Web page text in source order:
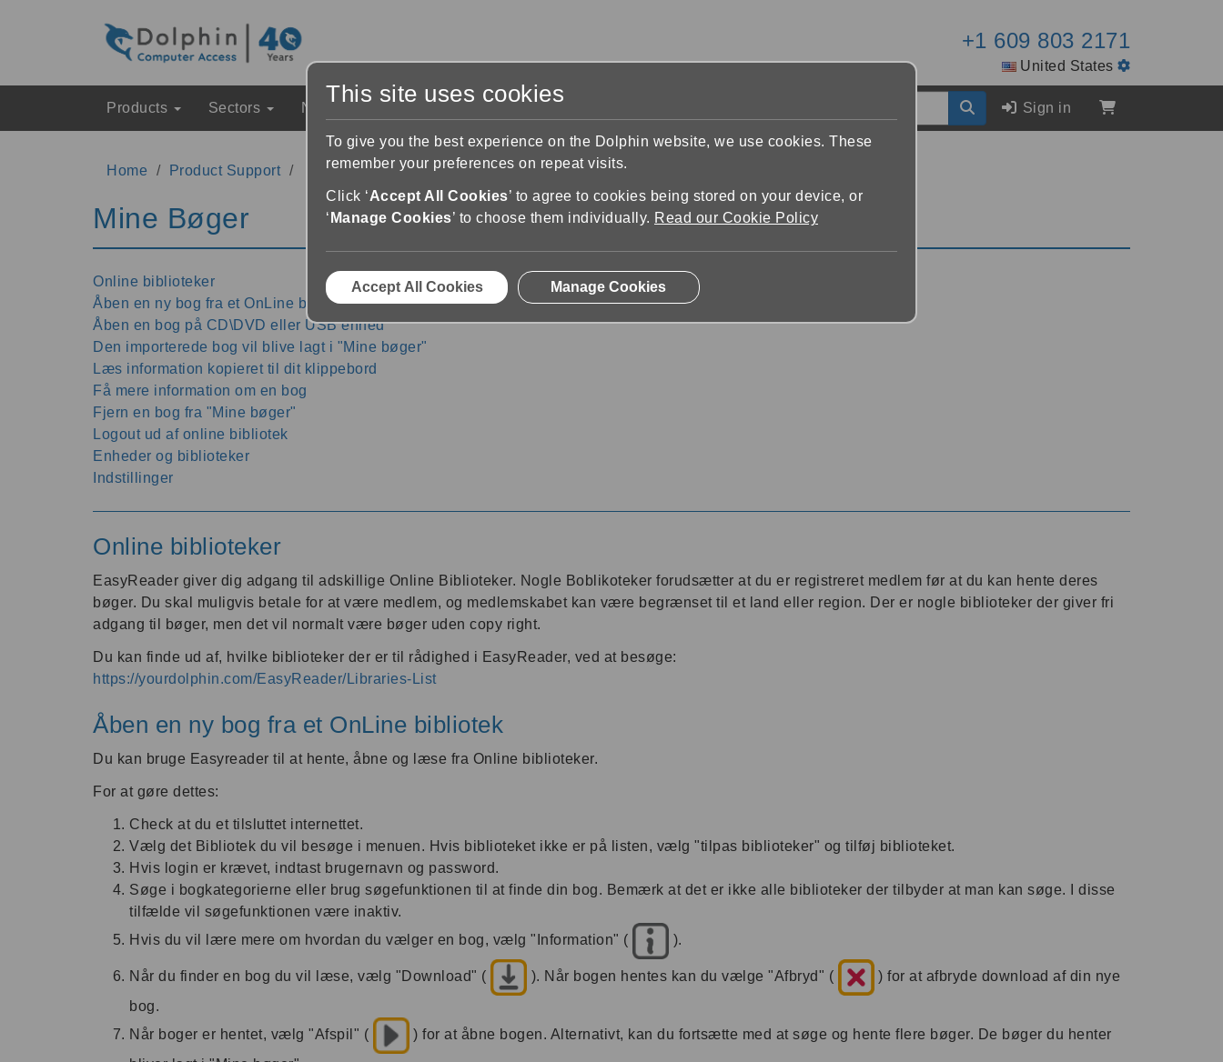
+1 609 803 2171
United States
Products Sectors News & Events Sign in
Home Product Support EasyReader for Windows Support Windows Help
Mine Bøger
Online biblioteker
Åben en ny bog fra et OnLine bibliotek
Åben en bog på CD\DVD eller USB enhed
Den importerede bog vil blive lagt i "Mine bøger"
Læs information kopieret til dit klippebord
Få mere information om en bog
Fjern en bog fra "Mine bøger"
Logout ud af online bibliotek
Enheder og biblioteker
Indstillinger
Online biblioteker
EasyReader giver dig adgang til adskillige Online Biblioteker. Nogle Boblikoteker forudsætter at du er registreret medlem før at du kan hente deres
bøger. Du skal muligvis betale for at være medlem, og medlemskabet kan være begrænset til et land eller region. Der er nogle biblioteker der giver fri
adgang til bøger, men det vil normalt være bøger uden copy right.
Du kan finde ud af, hvilke biblioteker der er til rådighed i EasyReader, ved at besøge:
https://yourdolphin.com/EasyReader/Libraries-List
Åben en ny bog fra et OnLine bibliotek
Du kan bruge Easyreader til at hente, åbne og læse fra Online biblioteker.
For at gøre dettes:
Check at du et tilsluttet internettet.
Vælg det Bibliotek du vil besøge i menuen. Hvis biblioteket ikke er på listen, vælg "tilpas biblioteker" og tilføj biblioteket.
Hvis login er krævet, indtast brugernavn og password.
Søge i bogkategorierne eller brug søgefunktionen til at finde din bog. Bemærk at det er ikke alle biblioteker der tilbyder at man kan søge. I disse
tilfælde vil søgefunktionen være inaktiv.
Hvis du vil lære mere om hvordan du vælger en bog, vælg "Information" (
).
Når du finder en bog du vil læse, vælg "Download" ( ). Når bogen hentes kan du vælge "Afbryd" (
) for at afbryde download af din nye
bog.
Når boger er hentet, vælg "Afspil" (
) for at åbne bogen. Alternativt, kan du fortsætte med at søge og hente flere bøger. De bøger du henter
This site uses cookies
To give you the best experience on the Dolphin website, we use cookies. These
remember your preferences on repeat visits.
Click ‘Accept All Cookies’ to agree to cookies being stored on your device, or
‘ Manage Cookies’ to choose them individually. Read our Cookie Policy
Accept All Cookies Manage Cookies